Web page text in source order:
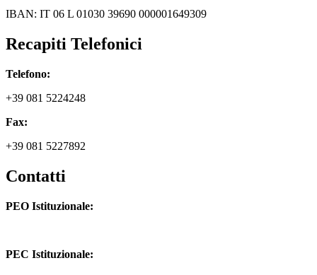
IBAN: IT 06 L 01030 39690 000001649309
Recapiti Telefonici
Telefono:
+39 081 5224248
Fax:
+39 081 5227892
Contatti
PEO Istituzionale:
PEC Istituzionale: